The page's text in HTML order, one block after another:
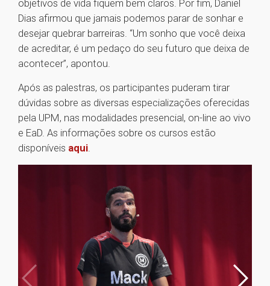
objetivos de vida fiquem bem claros. Por fim, Daniel
Dias afirmou que jamais podemos parar de sonhar e
desejar quebrar barreiras. “Um sonho que você deixa
de acreditar, é um pedaço do seu futuro que deixa de
acontecer”, apontou.
Após as palestras, os participantes puderam tirar
dúvidas sobre as diversas especializações oferecidas
pela UPM, nas modalidades presencial, on-line ao vivo
e EaD. As informações sobre os cursos estão
disponíveis aqui.